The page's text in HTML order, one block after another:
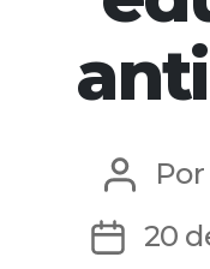
Autor
do
Por
Data
20